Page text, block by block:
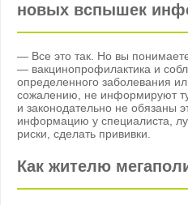
новых вспышек
— Все это так. Но вы
— вакцинопрофилактика и
определенного заболевания
сожалению, не информируют
и законодательно не обязаны
информацию у специалиста,
риски, сделать прививки.
Как жителю